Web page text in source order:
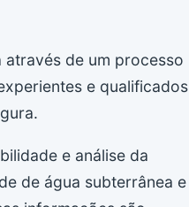
de um processo
e qualificados
e análise da
de água subterrânea e